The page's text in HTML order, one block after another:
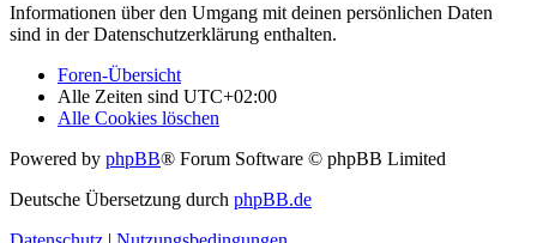
Informationen über den Umgang mit deinen persönlichen Daten
sind in der Datenschutzerklärung enthalten.
Foren-Übersicht
Alle Zeiten sind UTC+02:00
Alle Cookies löschen
Powered by phpBB® Forum Software © phpBB Limited
Deutsche Übersetzung durch phpBB.de